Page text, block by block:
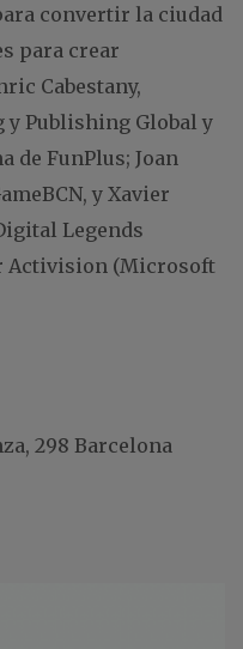
convertir la ciudad
para crear
Cabestany,
Publishing Global y
de FunPlus; Joan
y Xavier
Legends
Activision (Microsoft
298 Barcelona